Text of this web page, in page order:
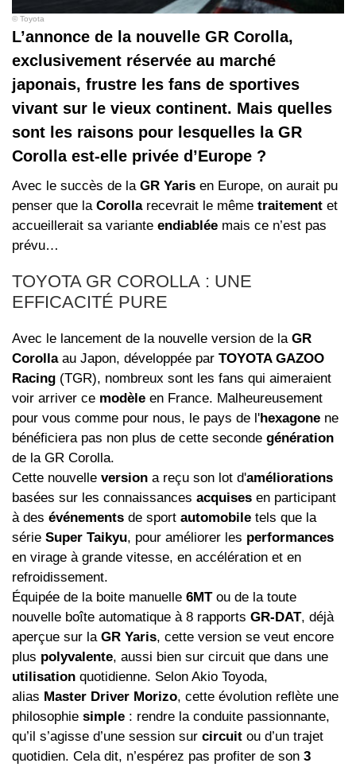
© Toyota
L’annonce de la nouvelle GR Corolla,
exclusivement réservée au marché
japonais, frustre les fans de sportives
vivant sur le vieux continent. Mais quelles
sont les raisons pour lesquelles la GR
Corolla est-elle privée d’Europe ?
Avec le succès de la GR Yaris en Europe, on aurait pu
penser que la Corollarecevrait le même traitement et
accueillerait sa variante endiablée mais ce n’est pas
prévu…
TOYOTA GR COROLLA : UNE
EFFICACITÉ PURE
Avec le lancement de la nouvelle version de la GR
Corollaau Japon, développée par TOYOTA GAZOO
Racing (TGR), nombreux sont les fans qui aimeraient
voir arriver ce modèle en France. Malheureusement
pour vous comme pour nous, le pays de l'hexagone ne
bénéficiera pas non plus de cette seconde génération
de la GR Corolla.
Cette nouvelle version a reçu son lot d'améliorations
basées sur les connaissances acquises en participant
à des événements de sport automobile tels que la
série Super Taikyu, pour améliorer les performances
en virage à grande vitesse, en accélération et en
refroidissement.
Équipée de la boite manuelle 6MTou de la toute
nouvelle boîte automatique à 8 rapports GR-DAT, déjà
aperçue sur la GR Yaris, cette version se veut encore
plus polyvalente, aussi bien sur circuit que dans une
utilisation quotidienne. Selon Akio Toyoda,
alias Master Driver Morizo, cette évolution reflète une
philosophie simple : rendre la conduite passionnante,
qu’il s’agisse d’une session sur circuit ou d’un trajet
quotidien. Cela dit, n’espérez pas profiter de son 3